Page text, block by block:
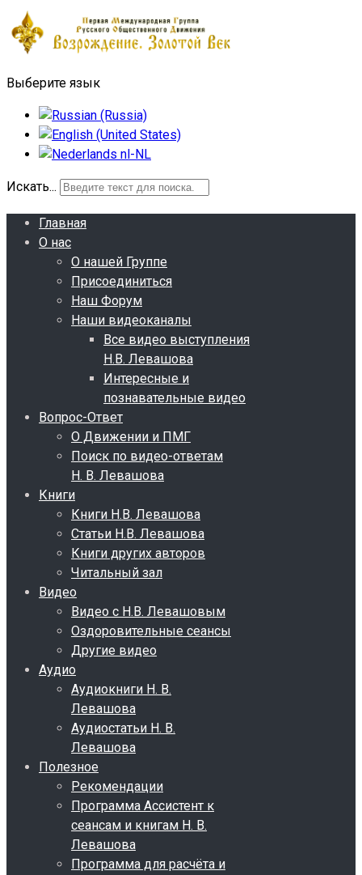
Выберите язык
Искать...
Главная
О нас
О нашей Группе
Присоединиться
Наш Форум
Наши видеоканалы
Все видео выступления
Н.В. Левашова
Интересные и
познавательные видео
Вопрос-Ответ
О Движении и ПМГ
Поиск по видео-ответам
Н. В. Левашова
Книги
Книги Н.В. Левашова
Статьи Н.В. Левашова
Книги других авторов
Читальный зал
Видео
Видео с Н.В. Левашовым
Оздоровительные сеансы
Другие видео
Аудио
Аудиокниги Н. В.
Левашова
Аудиостатьи Н. В.
Левашова
Полезное
Рекомендации
Программа Ассистент к
сеансам и книгам Н. В.
Левашова
Программа для расчёта и